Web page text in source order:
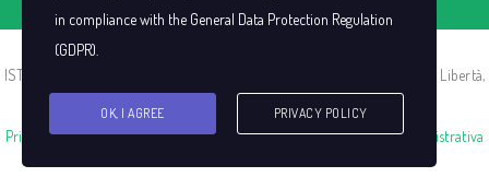
ISTITUTO SAN CASSIANO |C.F. 00383440021 | P.I. IT00383440021 | Via Libertà,
13 -13856 Vigliano Biellese (BI)
Privacy Policy|Cookie Policy|Decreto Sviluppo|Trasparenza Amministrativa
in compliance with the General Data Protection Regulation
(GDPR)
OK, I AGREE PRIVACY POLICY